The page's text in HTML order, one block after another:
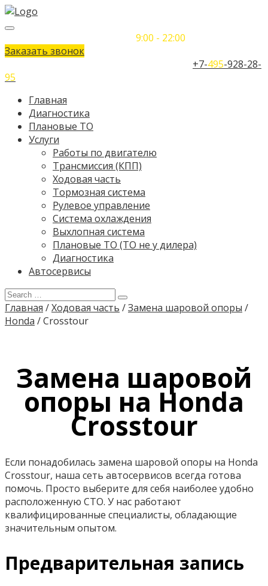
9:00 - 22:00
Заказать звонок
+7-495-928-28-
95
Главная
Диагностика
Плановые ТО
Услуги
Работы по двигателю
Трансмиссия (КПП)
Ходовая часть
Тормозная система
Рулевое управление
Система охлаждения
Выхлопная система
Плановые ТО (ТО не у дилера)
Диагностика
Автосервисы
Главная /Ходовая часть /Замена шаровой опоры /
Honda /Crosstour
Замена шаровой
опоры на Honda
Crosstour
Если понадобилась замена шаровой опоры на Honda
Crosstour, наша сеть автосервисов всегда готова
помочь. Просто выберите для себя наиболее удобно
расположенную СТО. У нас работают
квалифицированные специалисты, обладающие
значительным опытом.
Предварительная запись